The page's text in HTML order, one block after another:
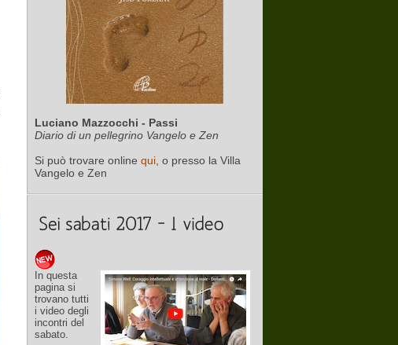
Luciano Mazzocchi - Passi
Diario di un pellegrino Vangelo e Zen
Si può trovare online qui , o presso la Villa
Vangelo e Zen
In questa
pagina si
trovano tutti
i video degli
incontri del
sabato.